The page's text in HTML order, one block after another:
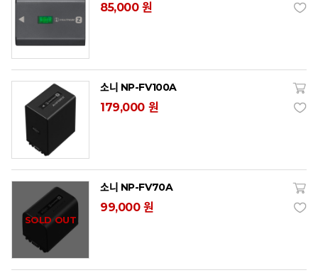
85,000 원
소니 NP-FV100A
179,000 원
SOLD OUT
소니 NP-FV70A
99,000 원